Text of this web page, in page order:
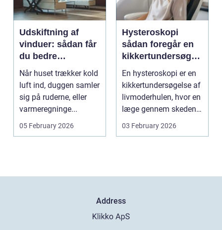
Udskiftning af
vinduer: sådan får
du bedre
indeklima og
lavere
varmeregning
Når huset trækker kold
luft ind, duggen samler
sig på ruderne, eller
varmeregninge...
05 February 2026
Hysteroskopi
sådan foregår en
kikkertundersøgel
se af livmoderen
En hysteroskopi er en
kikkertundersøgelse af
livmoderhulen, hvor en
læge gennem skeden
og livmoderha...
03 February 2026
Address